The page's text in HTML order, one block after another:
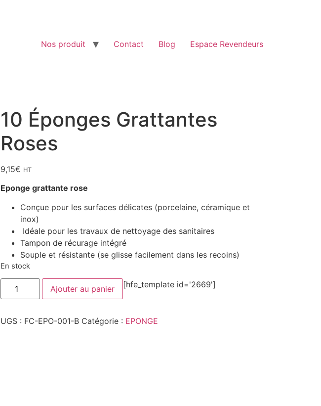
Nos produit
Contact Blog Espace Revendeurs
10 Éponges Grattantes
Roses
9,15€ HT
Eponge grattante rose
Conçue pour les surfaces délicates (porcelaine, céramique et
inox)
Idéale pour les travaux de nettoyage des sanitaires
Tampon de récurage intégré
Souple et résistante (se glisse facilement dans les recoins)
En stock
[hfe_template id='2669']
quantité
10
Roses
Ajouter au panier
UGS : FC-EPO-001-B Catégorie : EPONGE